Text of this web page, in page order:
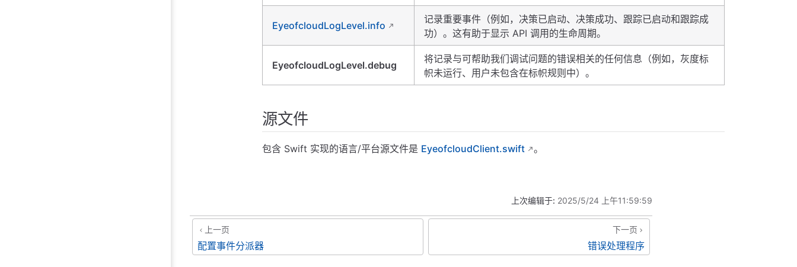
EyeofcloudLogLevel.info
记录重要事件（例如，决策已启动、决策成功、跟踪已启动和跟踪成
功）。这有助于显示 API 调用的生命周期。
EyeofcloudLogLevel.debug
将记录与可帮助我们调试问题的错误相关的任何信息（例如，灰度标
帜未运行、用户未包含在标帜规则中）。
源文件
包含 Swift 实现的语言/平台源文件是 EyeofcloudClient.swift 。
上次编辑于: 2025/5/24 上午11:59:59
上一页
配置事件分派器
下一页
错误处理程序